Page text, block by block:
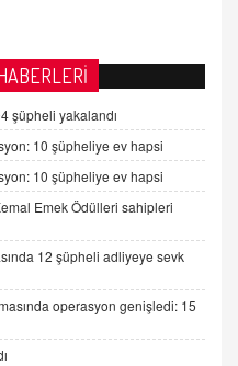
ve dijital hukukun
Önlemler Alınmalı?
da Ziyaret Etse...
şüpheli yakalandı
10 şüpheliye ev hapsi
10 şüpheliye ev hapsi
Emek Ödülleri sahipleri
12 şüpheli adliyeye sevk
operasyon genişledi: 15